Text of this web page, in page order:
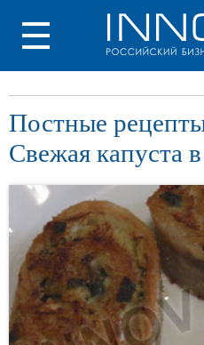
Постные
Свежая капуста